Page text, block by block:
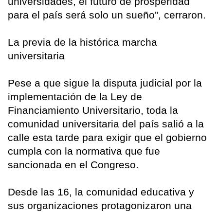
para el país será solo un sueño”, cerraron.
La previa de la histórica marcha
universitaria
Pese a que sigue la disputa judicial por la
implementación de la Ley de
Financiamiento Universitario, toda la
comunidad universitaria del país salió a la
calle esta tarde para exigir que el gobierno
cumpla con la normativa que fue
sancionada en el Congreso.
Desde las 16, la comunidad educativa y
sus organizaciones protagonizaron una